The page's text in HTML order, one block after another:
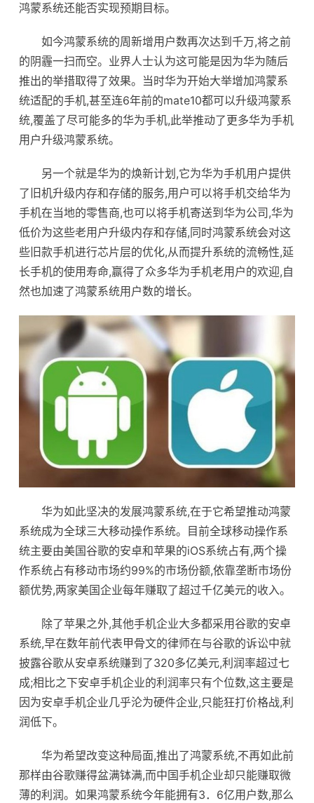
鸿蒙系统还能否实现预期目标。
如今鸿蒙系统的周新增用户数再次达到千万,将之前
的阴霾一扫而空。业界人士认为这可能是因为华为随后
推出的举措取得了效果。当时华为开始大举增加鸿蒙系
统适配的手机,甚至连6年前的mate10都可以升级鸿蒙系
统,覆盖了尽可能多的华为手机,此举推动了更多华为手机
用户升级鸿蒙系统。
另一个就是华为的焕新计划,它为华为手机用户提供
了旧机升级内存和存储的服务,用户可以将手机交给华为
手机在当地的零售商,也可以将手机寄送到华为公司,华为
低价为这些老用户升级内存和存储,同时鸿蒙系统会对这
些旧款手机进行芯片层的优化,从而提升系统的流畅性,延
长手机的使用寿命,赢得了众多华为手机老用户的欢迎,自
然也加速了鸿蒙系统用户数的增长。
华为如此坚决的发展鸿蒙系统,在于它希望推动鸿蒙
系统成为全球三大移动操作系统。目前全球移动操作系
统主要由美国谷歌的安卓和苹果的iOS系统占有,两个操
作系统占有移动市场约99%的市场份额,依靠垄断市场份
额优势,两家美国企业每年赚取了超过千亿美元的收入。
除了苹果之外,其他手机企业大多都采用谷歌的安卓
系统,早在数年前代表甲骨文的律师在与谷歌的诉讼中就
披露谷歌从安卓系统赚到了320多亿美元,利润率超过七
成;相比之下安卓手机企业的利润率只有个位数,这主要是
因为安卓手机企业几乎沦为硬件企业,只能狂打价格战,利
润低下。
华为希望改变这种局面,推出了鸿蒙系统,不再如此前
那样由谷歌赚得盆满钵满,而中国手机企业却只能赚取微
薄的利润。如果鸿蒙系统今年能拥有3．6亿用户数,那么